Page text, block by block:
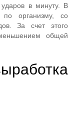
в минуту. В
по организму, со
За счет этого
общей